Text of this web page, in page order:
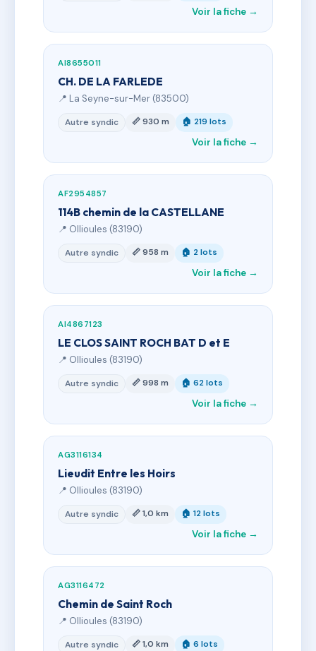
Voir la fiche →
AI8655011
CH. DE LA FARLEDE
📍 La Seyne-sur-Mer (83500)
Autre syndic 📏 930 m 🏠 219 lots
Voir la fiche →
AF2954857
114B chemin de la CASTELLANE
📍 Ollioules (83190)
Autre syndic 📏 958 m 🏠 2 lots
Voir la fiche →
AI4867123
LE CLOS SAINT ROCH BAT D et E
📍 Ollioules (83190)
Autre syndic 📏 998 m 🏠 62 lots
Voir la fiche →
AG3116134
Lieudit Entre les Hoirs
📍 Ollioules (83190)
Autre syndic 📏 1,0 km 🏠 12 lots
Voir la fiche →
AG3116472
Chemin de Saint Roch
📍 Ollioules (83190)
Autre syndic 📏 1,0 km 🏠 6 lots